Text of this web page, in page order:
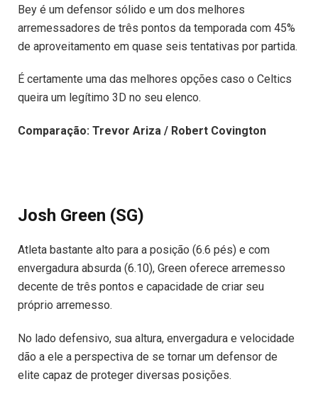
Bey é um defensor sólido e um dos melhores
arremessadores de três pontos da temporada com 45%
de aproveitamento em quase seis tentativas por partida.
É certamente uma das melhores opções caso o Celtics
queira um legítimo 3D no seu elenco.
Comparação: Trevor Ariza / Robert Covington
Josh Green (SG)
Atleta bastante alto para a posição (6.6 pés) e com
envergadura absurda (6.10), Green oferece arremesso
decente de três pontos e capacidade de criar seu
próprio arremesso.
No lado defensivo, sua altura, envergadura e velocidade
dão a ele a perspectiva de se tornar um defensor de
elite capaz de proteger diversas posições.